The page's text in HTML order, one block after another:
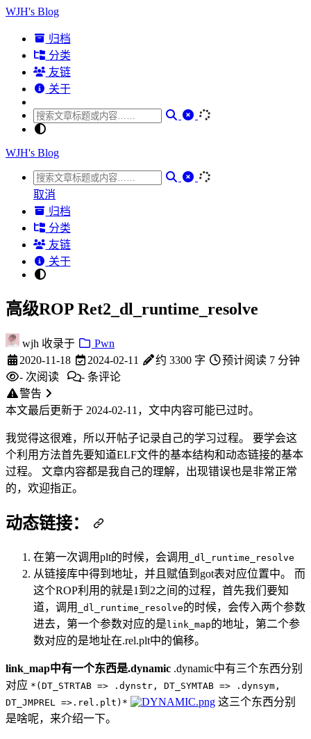
WJH's Blog
归档
分类
友链
关于
WJH's Blog
取消
归档
分类
友链
关于
高级ROP Ret2_dl_runtime_resolve
wjh 收录于
Pwn
2020-11-18
2024-02-11 约 3300 字
预计阅读 7 分钟
- 次阅读 - 条评论
警告
本文最后更新于 2024-02-11，文中内容可能已过时。
我觉得这很难，所以开帖子记录自己的学习过程。 要学会这
个利用方法首先要知道ELF文件的基本结构和动态链接的基本
过程。 文章内容都是我自己的理解，出现错误也是非常正常
的，欢迎指正。
动态链接：
在第一次调用plt的时候，会调用 _dl_runtime_resolve
从链接库中得到地址，并且赋值到got表对应位置中。 而
这个ROP利用的就是1到2之间的过程，首先我们要知
道，调用
_dl_runtime_resolve的时候，会传入两个参数
进去，第一个参数对应的是link_map的地址，第二个参
数对应的是地址在.rel.plt中的偏移。
link_map中有一个东西是.dynamic .dynamic中有三个东西分别
对应 *(DT_STRTAB => .dynstr, DT_SYMTAB => .dynsym,
DT_JMPREL =>.rel.plt)*
这三个东西分别
是啥呢，来介绍一下。